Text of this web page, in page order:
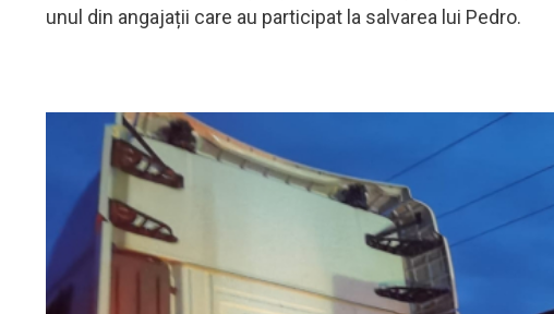
unul din angajații care au participat la salvarea lui Pedro.